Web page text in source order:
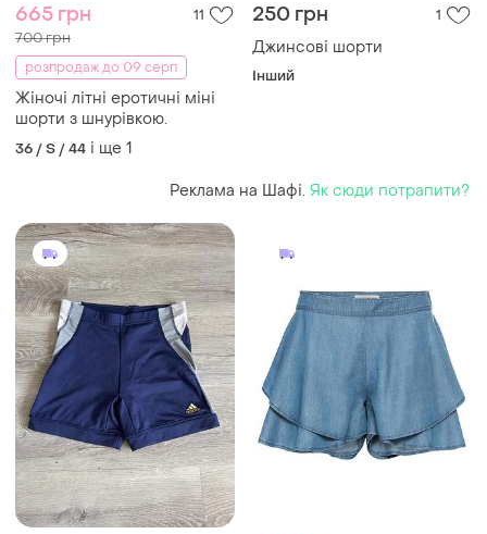
665 грн 11
700 грн
розпродаж до 09 серп
Жіночі літні еротичні міні
шорти з шнурівкою.
36 / S / 44 і ще 1
250 грн 1
Джинсові шорти
Інший
Реклама на Шафі. Як сюди потрапити?